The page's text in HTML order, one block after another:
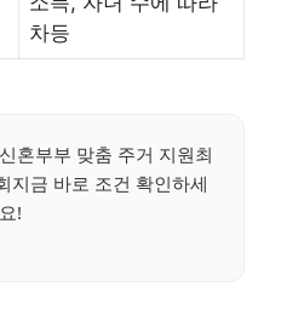
차등
신혼부부 맞춤 주거 지원최
지금 바로 조건 확인하세
요!